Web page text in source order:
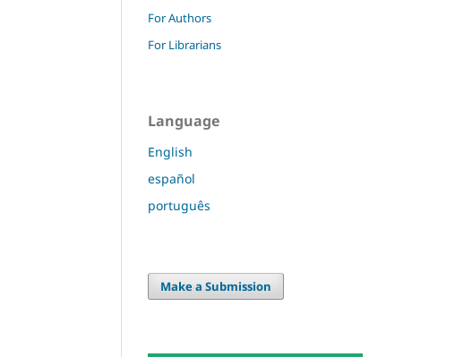
For Authors
For Librarians
Language
English
español
português
Make a Submission